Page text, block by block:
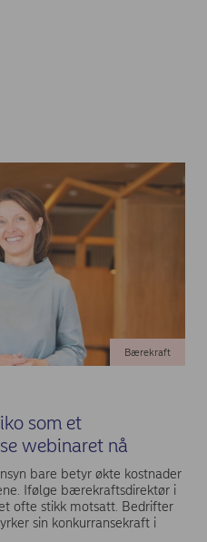
Bærekraft
som et
webinaret nå
bare betyr økte kostnader
Ifølge bærekraftsdirektør i
ofte stikk motsatt. Bedrifter
sin konkurransekraft i